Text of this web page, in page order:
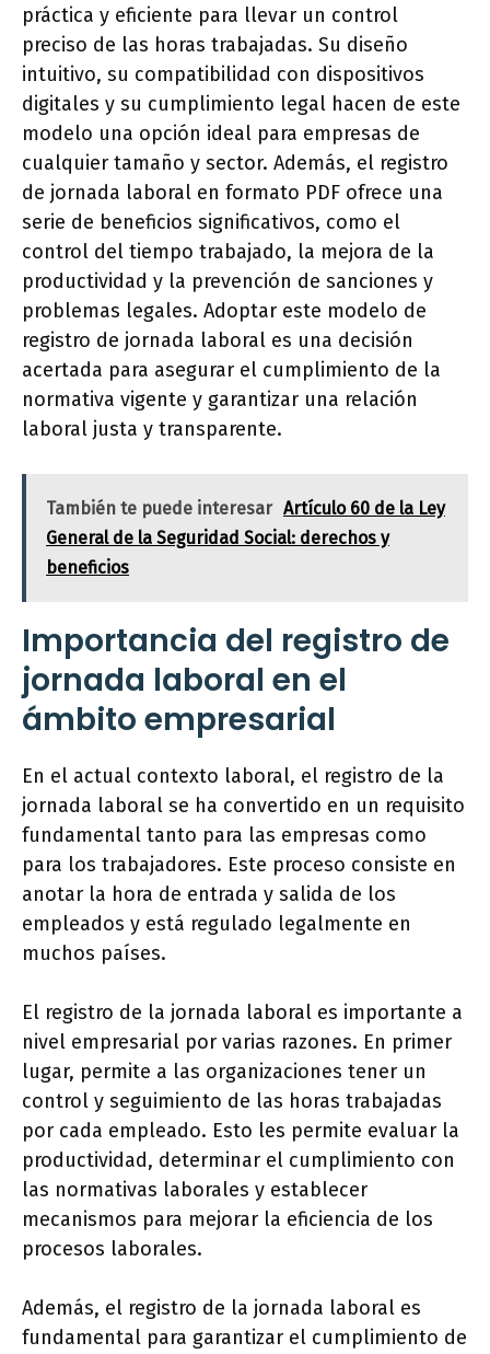
práctica y eficiente para llevar un control
preciso de las horas trabajadas. Su diseño
intuitivo, su compatibilidad con dispositivos
digitales y su cumplimiento legal hacen de este
modelo una opción ideal para empresas de
cualquier tamaño y sector. Además, el registro
de jornada laboral en formato PDF ofrece una
serie de beneficios significativos, como el
control del tiempo trabajado, la mejora de la
productividad y la prevención de sanciones y
problemas legales. Adoptar este modelo de
registro de jornada laboral es una decisión
acertada para asegurar el cumplimiento de la
normativa vigente y garantizar una relación
laboral justa y transparente.
También te puede interesar Artículo 60 de la Ley
General de la Seguridad Social: derechos y
beneficios
Importancia del registro de
jornada laboral en el
ámbito empresarial
En el actual contexto laboral, el registro de la
jornada laboral se ha convertido en un requisito
fundamental tanto para las empresas como
para los trabajadores. Este proceso consiste en
anotar la hora de entrada y salida de los
empleados y está regulado legalmente en
muchos países.
El registro de la jornada laboral es importante a
nivel empresarial por varias razones. En primer
lugar, permite a las organizaciones tener un
control y seguimiento de las horas trabajadas
por cada empleado. Esto les permite evaluar la
productividad, determinar el cumplimiento con
las normativas laborales y establecer
mecanismos para mejorar la eficiencia de los
procesos laborales.
Además, el registro de la jornada laboral es
fundamental para garantizar el cumplimiento de